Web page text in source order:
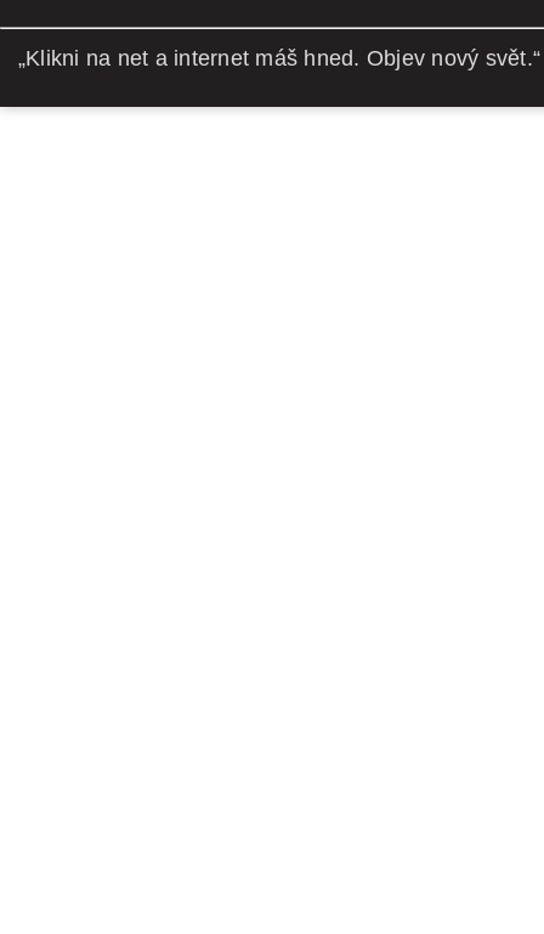
„Klikni na net a internet máš hned. Objev nový svět.“